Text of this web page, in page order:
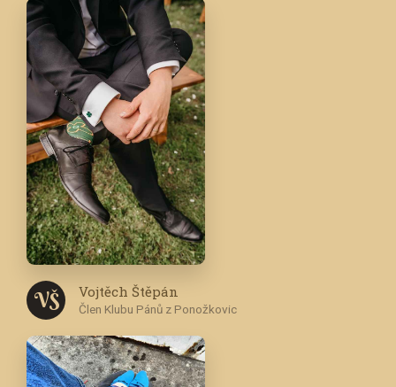
V Š Vojtěch Štěpán
Člen Klubu Pánů z Ponožkovic